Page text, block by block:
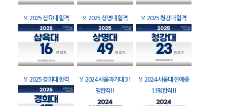
🏅 2025 삼육대 합격 🏅 2025 상명대 합격 🏅 2025 청강대 합격
🏅 2025 경희대 합격 🏅 2024 서울과기대 31
명합격!!
🏅 2024 서울대 한예종
11명합격!!